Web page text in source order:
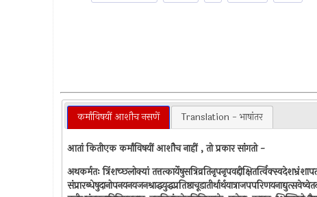
कर्मांविषयीं आशौच नसणें Translation - भाषांतर
आतां कितीएक कर्मांविषयीं आशौच नाहीं , तो प्रकार सांगतो -
अथकर्मतः त्रिंशच्छ्लोक्यां